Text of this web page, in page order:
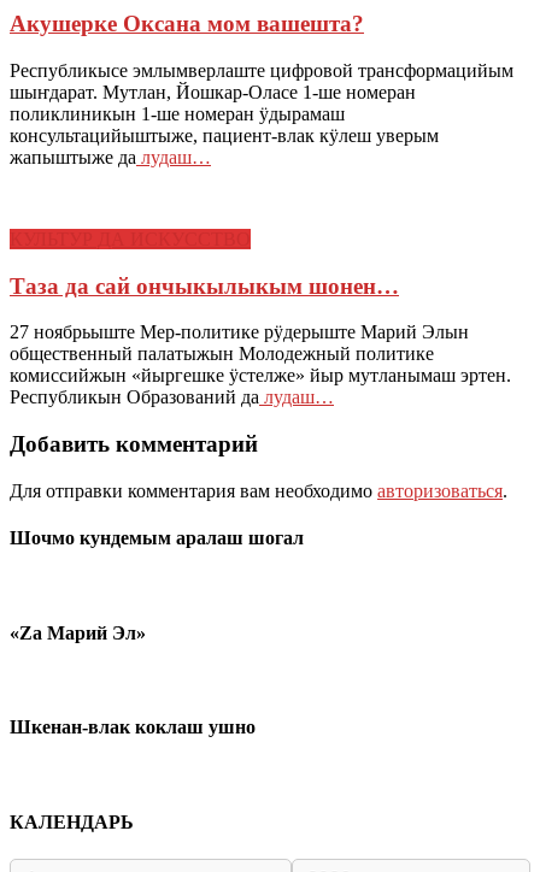
Акушерке Оксана мом вашешта?
Республикысе эмлымверлаште цифровой трансформацийым
шыҥдарат. Мутлан, Йошкар-Оласе 1-ше номеран
поликлиникын 1-ше номеран ӱдырамаш
консультацийыштыже, пациент-влак кӱлеш уверым
жапыштыже да лудаш…
Таза да сай ончыкылыкым шонен…
27 ноябрьыште Мер-политике рӱдерыште Марий Элын
общественный палатыжын Молодежный политике
комиссийжын «йыргешке ӱстелже» йыр мутланымаш эртен.
Республикын Образований да лудаш…
Добавить комментарий
Для отправки комментария вам необходимо авторизоваться.
Шочмо кундемым аралаш шогал
«Zа Марий Эл»
Шкенан-влак коклаш ушно
КАЛЕНДАРЬ